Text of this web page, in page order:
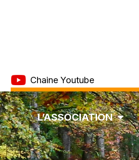
Chaine Youtube
L’ASSOCIATION